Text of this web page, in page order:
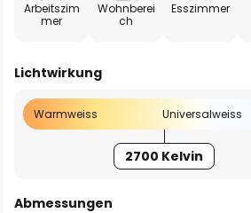
Arbeitszim
mer
Wohnberei
ch
Esszimmer
Lichtwirkung
Warmweiss Universalweiss
2700 Kelvin
Abmessungen